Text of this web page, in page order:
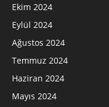
Ekim 2024
Eylül 2024
Ağustos 2024
Temmuz 2024
Haziran 2024
Mayıs 2024